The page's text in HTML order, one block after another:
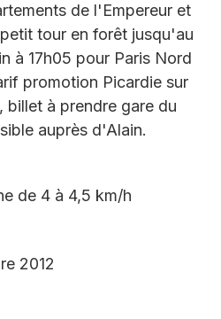
de l'Empereur et
tour en forêt jusqu'au
à 17h05 pour Paris Nord
promotion Picardie sur
billet à prendre gare du
auprès d'Alain.
de 4 à 4,5 km/h
2012